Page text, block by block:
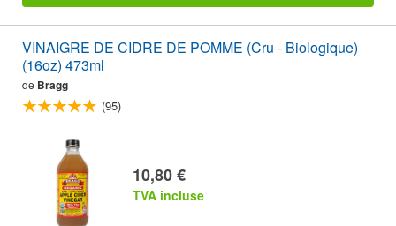
VINAIGRE DE CIDRE DE POMME (Cru - Biologique)
(16oz) 473ml
de Bragg
(95)
10,80 €
TVA incluse